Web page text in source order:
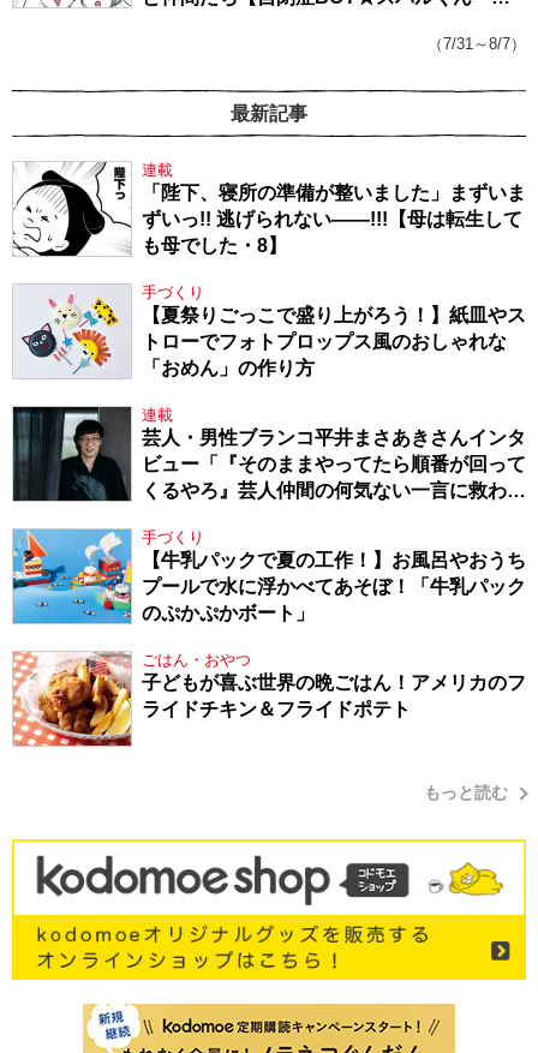
（7/31～8/7）
最新記事
連載
「陛下、寝所の準備が整いました」まずいま
ずいっ!! 逃げられない――!!!【母は転生して
も母でした・8】
手づくり
【夏祭りごっこで盛り上がろう！】紙皿やス
トローでフォトプロップス風のおしゃれな
「おめん」の作り方
連載
芸人・男性ブランコ平井まさあきさんインタ
ビュー「『そのままやってたら順番が回って
くるやろ』芸人仲間の何気ない一言に救われ
手づくり
【牛乳パックで夏の工作！】お風呂やおうち
プールで水に浮かべてあそぼ！「牛乳パック
のぷかぷかボート」
ごはん・おやつ
子どもが喜ぶ世界の晩ごはん！アメリカのフ
ライドチキン＆フライドポテト
もっと読む